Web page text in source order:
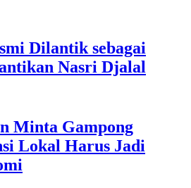
Dilantik sebagai
Nasri Djalal
Minta Gampong
Lokal Harus Jadi